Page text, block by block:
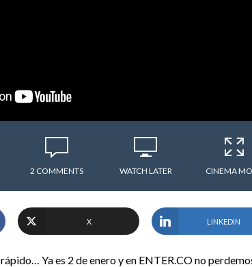
2 COMMENTS WATCH LATER CINEMA
X LINKEDIN
Ya es 2 de enero y en ENTER.CO no